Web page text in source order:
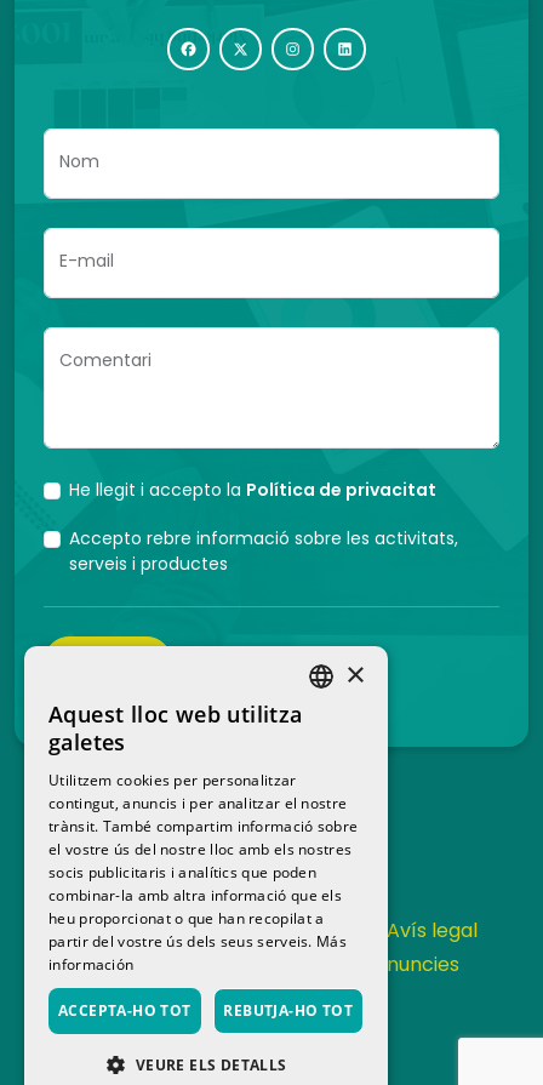
Nom
E-mail
Comentari
He llegit i accepto la Política de privacitat
Accepto rebre informació sobre les activitats,
serveis i productes
Contacta Política de privacitat
Avís legal
Política de cookies
Canal de denuncies
Memoria anual
×
Aquest lloc web utilitza
galetes
Utilitzem cookies per personalitzar
contingut, anuncis i per analitzar el nostre
trànsit. També compartim informació sobre
el vostre ús del nostre lloc amb els nostres
socis publicitaris i analítics que poden
combinar-la amb altra informació que els
heu proporcionat o que han recopilat a
partir del vostre ús dels seus serveis. Más
información
ACCEPTA-HO TOT REBUTJA-HO TOT
VEURE ELS DETALLS